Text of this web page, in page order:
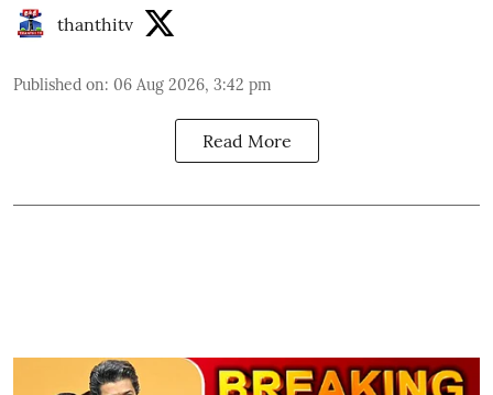
thanthitv
Published on: 06 Aug 2026, 3:42 pm
Read More